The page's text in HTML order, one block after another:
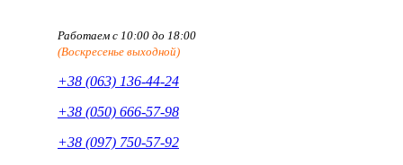
Работаем с 10:00 до 18:00
(Воскресенье выходной)
+38 (063) 136-44-24
+38 (050) 666-57-98
+38 (097) 750-57-92